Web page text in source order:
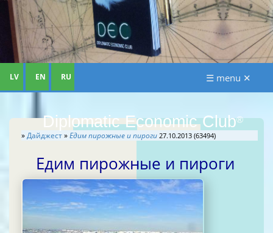
Diplomatic Economic Club®
LV EN RU ☰ menu ✕
»Дайджест» Едим пирожные и пироги 27.10.2013 (63494)
Едим пирожные и пироги